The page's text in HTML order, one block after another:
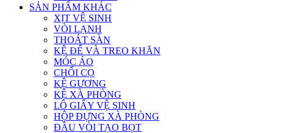
SẢN PHẨM KHÁC
XỊT VỆ SINH
VÒI LẠNH
THOÁT SÀN
KỆ ĐỂ VÀ TREO KHĂN
MÓC ÁO
CHỔI CỌ
KỆ GƯƠNG
KỆ XÀ PHÒNG
LÔ GIẤY VỆ SINH
HỘP ĐỰNG XÀ PHÒNG
ĐẦU VÒI TẠO BỌT